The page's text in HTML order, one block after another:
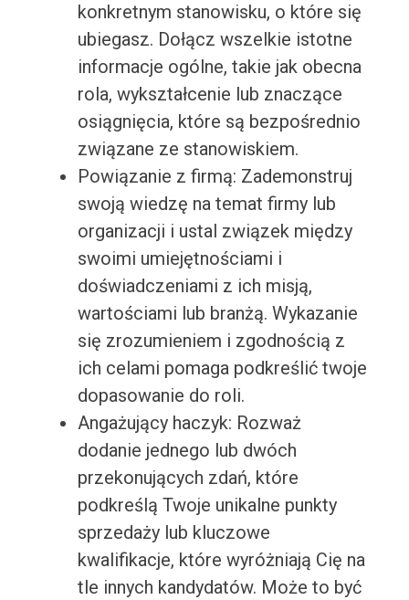
konkretnym stanowisku, o które się
ubiegasz. Dołącz wszelkie istotne
informacje ogólne, takie jak obecna
rola, wykształcenie lub znaczące
osiągnięcia, które są bezpośrednio
związane ze stanowiskiem.
Powiązanie z firmą: Zademonstruj
swoją wiedzę na temat firmy lub
organizacji i ustal związek między
swoimi umiejętnościami i
doświadczeniami z ich misją,
wartościami lub branżą. Wykazanie
się zrozumieniem i zgodnością z
ich celami pomaga podkreślić twoje
dopasowanie do roli.
Angażujący haczyk: Rozważ
dodanie jednego lub dwóch
przekonujących zdań, które
podkreślą Twoje unikalne punkty
sprzedaży lub kluczowe
kwalifikacje, które wyróżniają Cię na
tle innych kandydatów. Może to być